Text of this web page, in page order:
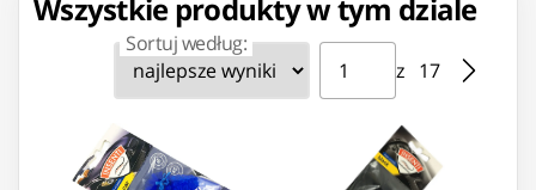
Wszystkie produkty w tym dziale
Sortuj według: Strona ⁨1⁩ z ⁨17⁩
z ⁨17⁩
Przejdź do strony